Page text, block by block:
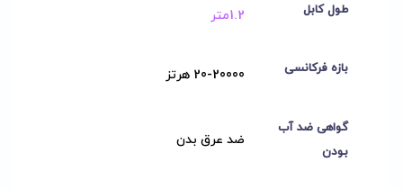
طول کابل 1.2متر
بازه فرکانسی 20-20000 هرتز
گواهی ضد آب
بودن
ضد عرق بدن